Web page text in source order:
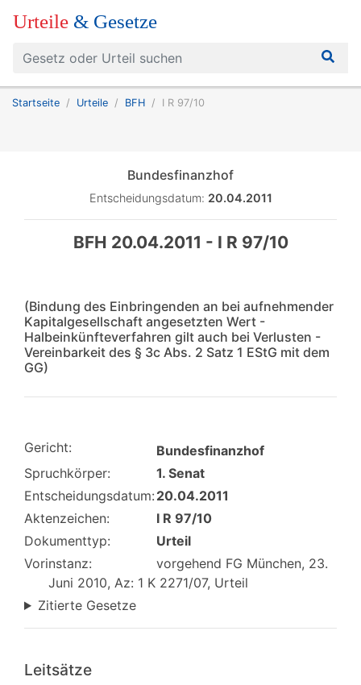
Urteile & Gesetze
Startseite Urteile BFH I R 97/10
Bundesfinanzhof
Entscheidungsdatum: 20.04.2011
BFH 20.04.2011 - I R 97/10
(Bindung des Einbringenden an bei aufnehmender
Kapitalgesellschaft angesetzten Wert -
Halbeinkünfteverfahren gilt auch bei Verlusten -
Vereinbarkeit des § 3c Abs. 2 Satz 1 EStG mit dem
GG)
Gericht:
Bundesfinanzhof
Spruchkörper:
1. Senat
Entscheidungsdatum: 20.04.2011
Aktenzeichen:
I R 97/10
Dokumenttyp:
Urteil
Vorinstanz:
vorgehend FG München, 23.
Juni 2010, Az: 1 K 2271/07, Urteil
Zitierte Gesetze
Leitsätze